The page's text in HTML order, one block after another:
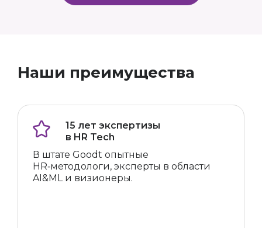
Наши преимущества
15 лет экспертизы
в HR Tech
В штате Goodt опытные
HR‑методологи, эксперты в области
AI&ML и визионеры.